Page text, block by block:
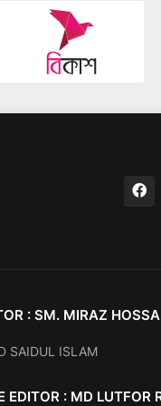
: SM. MIRAZ
SAIDUL ISLAM
EDITOR : MD LUTFOR